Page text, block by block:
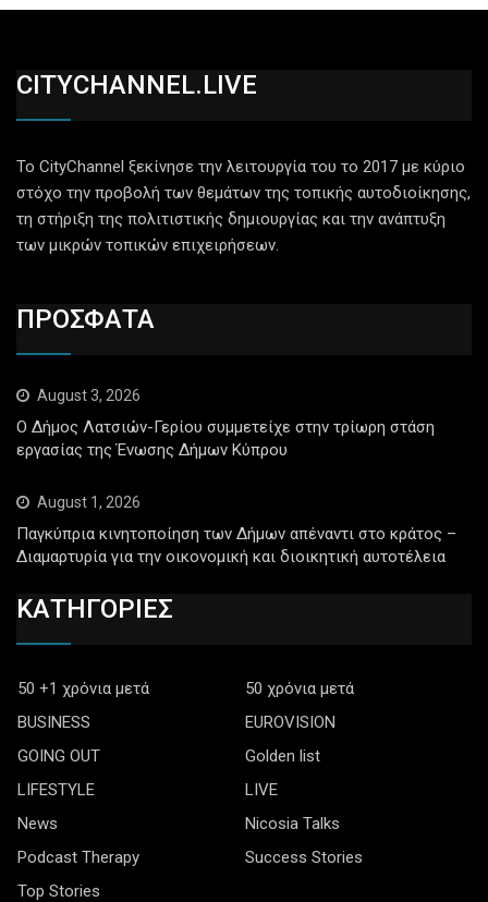
CITYCHANNEL.LIVE
Το CityChannel ξεκίνησε την λειτουργία του το 2017 με κύριο
στόχο την προβολή των θεμάτων της τοπικής αυτοδιοίκησης,
τη στήριξη της πολιτιστικής δημιουργίας και την ανάπτυξη
των μικρών τοπικών επιχειρήσεων.
ΠΡΟΣΦΑΤΑ
August 3, 2026
Ο Δήμος Λατσιών-Γερίου συμμετείχε στην τρίωρη στάση
εργασίας της Ένωσης Δήμων Κύπρου
August 1, 2026
Παγκύπρια κινητοποίηση των Δήμων απέναντι στο κράτος –
Διαμαρτυρία για την οικονομική και διοικητική αυτοτέλεια
ΚΑΤΗΓΟΡΙΕΣ
50 +1 χρόνια μετά
50 χρόνια μετά
BUSINESS
EUROVISION
GOING OUT
Golden list
LIFESTYLE
LIVE
News
Nicosia Talks
Podcast Therapy
Success Stories
Top Stories